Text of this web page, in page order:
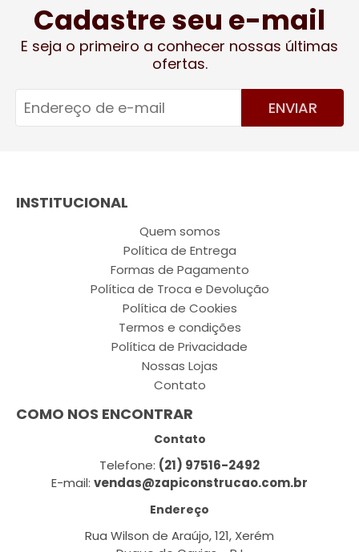
Cadastre seu e-mail
E seja o primeiro a conhecer nossas últimas
ofertas.
ENVIAR
INSTITUCIONAL
Quem somos
Política de Entrega
Formas de Pagamento
Política de Troca e Devolução
Política de Cookies
Termos e condições
Política de Privacidade
Nossas Lojas
Contato
COMO NOS ENCONTRAR
Contato
Telefone: (21) 97516-2492
E-mail: vendas@zapiconstrucao.com.br
Endereço
Rua Wilson de Araújo, 121, Xerém